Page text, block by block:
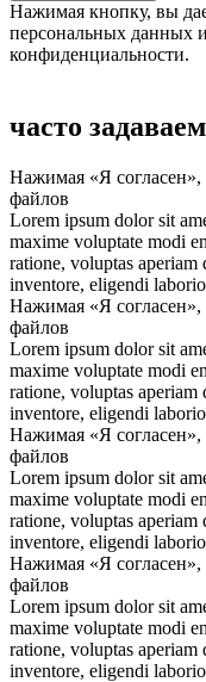
Нажимая кнопку, вы
персональных данных
конфиденциальности.
часто
Нажимая «Я согласен»,
файлов
Lorem ipsum dolor sit
maxime voluptate modi
ratione, voluptas
inventore, eligendi
Нажимая «Я согласен»,
файлов
Lorem ipsum dolor sit
maxime voluptate modi
ratione, voluptas
inventore, eligendi
Нажимая «Я согласен»,
файлов
Lorem ipsum dolor sit
maxime voluptate modi
ratione, voluptas
inventore, eligendi
Нажимая «Я согласен»,
файлов
Lorem ipsum dolor sit
maxime voluptate modi
ratione, voluptas
inventore, eligendi